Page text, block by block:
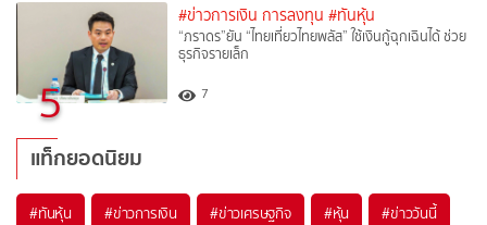
5
#ข่าวการเงิน การลงทุน #ทันหุ้น
“ภราดร”ยัน “ไทยเที่ยวไทยพลัส” ใช้เงินกู้ฉุกเฉินได้ ช่วย
ธุรกิจรายเล็ก
7
แท็กยอดนิยม
#ทันหุ้น #ข่าวการเงิน #ข่าวเศรษฐกิจ #หุ้น #ข่าววันนี้